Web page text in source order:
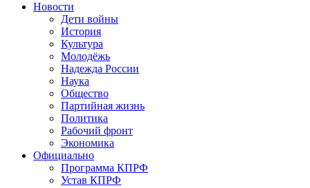
Новости
Дети войны
История
Культура
Молодёжь
Надежда России
Наука
Общество
Партийная жизнь
Политика
Рабочий фронт
Экономика
Официально
Программа КПРФ
Устав КПРФ